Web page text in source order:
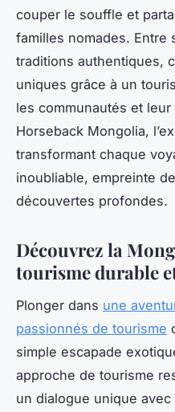
couper le souffle et
familles nomades. Entre
traditions authentiques,
uniques grâce à un
les communautés et
Horseback Mongolia,
transformant chaque
inoubliable, empreinte
découvertes profondes.
Découvrez la
tourisme durable
Plonger dans une
passionnés de tourisme
simple escapade
approche de tourisme
un dialogue unique